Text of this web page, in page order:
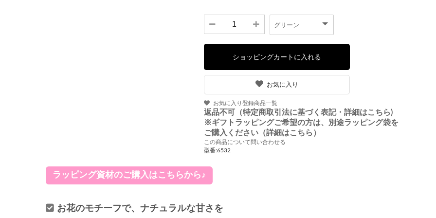
お気に入り
お気に入り登録商品一覧
返品不可（特定商取引法に基づく表記・詳細はこちら)
※ギフトラッピングご希望の方は、別途ラッピング袋を
ご購入ください（詳細はこちら）
この商品について問い合わせる
型番:6532
ラッピング資材のご購入はこちらから♪
お花のモチーフで、ナチュラルな甘さを